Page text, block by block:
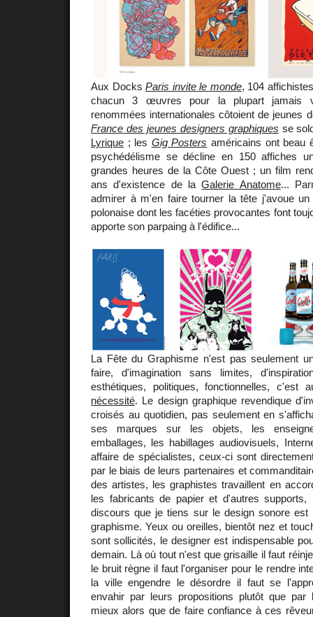
Aux DocksParis invite le monde, 104
chacun 3 œuvres pour la plupart jamais
renommées internationales côtoient de jeunes
France des jeunes designers graphiques se
Lyrique ; les Gig Posters américains ont beau
psychédélisme se décline en 150 affiches
grandes heures de la Côte Ouest ; un film
ans d'existence de laGalerie Anatome...
admirer à m'en faire tourner la tête j'avoue
polonaise dont les facéties provocantes font
apporte son parpaing à l'édifice...
La Fête du Graphisme n'est pas seulement
faire, d'imagination sans limites,
esthétiques, politiques, fonctionnelles, c'est
nécessité. Le design graphique revendique
croisés au quotidien, pas seulement en
ses marques sur les objets, les
emballages, les habillages audiovisuels,
affaire de spécialistes, ceux-ci sont
par le biais de leurs partenaires et
des artistes, les graphistes travaillent en
les fabricants de papier et d'autres supports,
discours que je tiens sur le design sonore
graphisme. Yeux ou oreilles, bientôt nez et
sont sollicités, le designer est indispensable
demain. Là où tout n'est que grisaille il faut
le bruit règne il faut l'organiser pour le rendre
la ville engendre le désordre il faut se
envahir par leurs propositions plutôt que par
mieux alors que de faire confiance à ces